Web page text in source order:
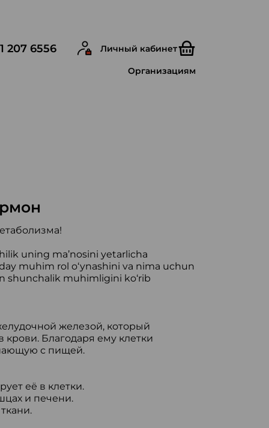
207 6556 Личный кабинет
Организациям
uning ma’nosini yetarlicha
muhim rol o‘ynashini va nima uchun
shunchalik muhimligini ko‘rib
железой, который
крови. Благодаря ему клетки
с пищей.
её в клетки.
и печени.